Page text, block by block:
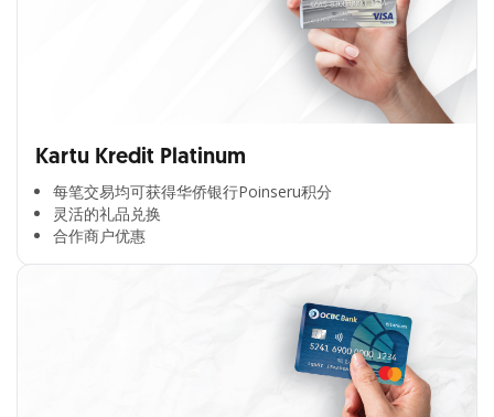
Kartu Kredit Platinum
每笔交易均可获得华侨银行Poinseru积分​
灵活的礼品兑换​
合作商户优惠​